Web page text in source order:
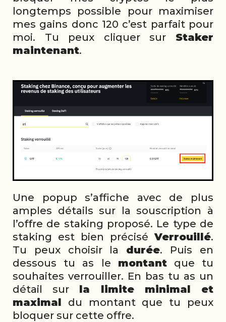
longtemps possible pour maximiser
mes gains donc 120 c’est parfait pour
moi. Tu peux cliquer sur Staker
maintenant.
Une popup s’affiche avec de plus
amples détails sur la souscription à
l’offre de staking proposé. Le type de
staking est bien préciséVerrouillé.
Tu peux choisir la durée. Puis en
dessous tu as le montantque tu
souhaites verrouiller. En bas tu as un
détail sur la limite minimal et
maximal du montant que tu peux
bloquer sur cette offre.